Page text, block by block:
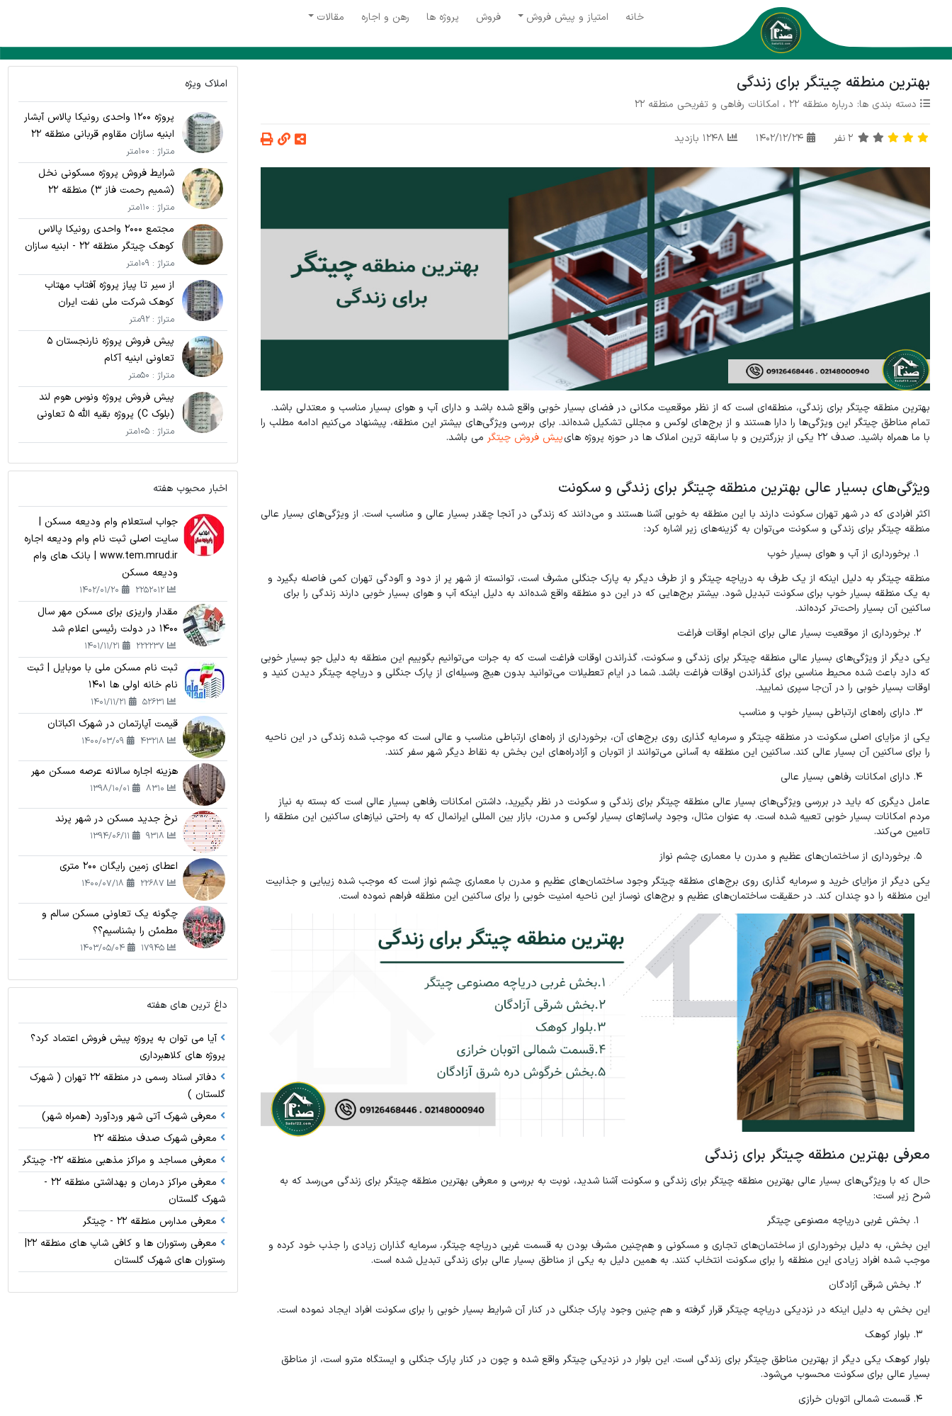
خانه امتیاز و پیش فروش فروش پروژه ها رهن و اجاره مقالات
بهترین منطقه چیتگر برای زندگی
دسته بندی ها: درباره منطقه 22 ، امکانات رفاهی و تفریحی منطقه 22
2 نفر 1402/12/24
بهترین منطقه چیتگر برای زندگی، منطقه‌ای است که از نظر موقعیت مکانی در فضای بسیار خوبی واقع شده باشد و دارای آب و هوای بسیار مناسب و معتدلی باشد.
تمام مناطق چیتگر این ویژگی‌ها را دارا هستند و از برج‌های لوکس و مجللی تشکیل شده‌اند. برای بررسی ویژگی‌های بیشتر این منطقه، پیشنهاد می‌کنیم ادامه مطلب را
با ما همراه باشید. صدف 22 یکی از بزرگترین و با سابقه ترین املاک ها در حوزه پروژه های
پیش فروش چیتگر می باشد.
ویژگی‌های بسیار عالی بهترین منطقه چیتگر برای زندگی و سکونت
اکثر افرادی که در شهر تهران سکونت دارند با این منطقه به خوبی آشنا هستند و می‌دانند که زندگی در آنجا چقدر بسیار عالی و مناسب است. از ویژگی‌های بسیار عالی
منطقه چیتگر برای زندگی و سکونت می‌توان به گزینه‌های زیر اشاره کرد:
برخورداری از آب و هوای بسیار خوب
منطقه چیتگر به دلیل اینکه از یک طرف به دریاچه چیتگر و از طرف دیگر به پارک جنگلی مشرف است، توانسته از شهر پر از دود و آلودگی تهران کمی فاصله بگیرد و
به یک منطقه بسیار خوب برای سکونت تبدیل شود. بیشتر برج‌هایی که در این دو منطقه واقع شده‌اند به دلیل اینکه آب و هوای بسیار خوبی دارند زندگی را برای
ساکنین آن بسیار راحت‌تر کرده‌اند.
برخورداری از موقعیت بسیار عالی برای انجام اوقات فراغت
یکی دیگر از ویژگی‌های بسیار عالی منطقه چیتگر برای زندگی و سکونت، گذراندن اوقات فراغت است که به جرات می‌توانیم بگوییم این منطقه به دلیل جو بسیار خوبی
که دارد باعث شده محیط مناسبی برای گذراندن اوقات فراغت باشد. شما در ایام تعطیلات می‌توانید بدون هیچ وسیله‌ای از پارک جنگلی و دریاچه چیتگر دیدن کنید و
اوقات بسیار خوبی را در آن‌جا سپری نمایید.
دارای راه‌های ارتباطی بسیار خوب و مناسب
یکی از مزایای اصلی سکونت در منطقه چیتگر و سرمایه گذاری روی بر‌‌ج‌های آن، برخورداری از راه‌های ارتباطی مناسب و عالی است که موجب شده زندگی در این ناحیه
را برای ساکنین آن بسیار عالی کند. ساکنین این منطقه به آسانی می‌توانند از اتوبان و آزادراه‌های این بخش به نقاط دیگر شهر سفر کنند.
دارای امکانات رفاهی بسیار عالی
عامل دیگری که باید در بررسی ویژگی‌های بسیار عالی منطقه چیتگر برای زندگی و سکونت در نظر بگیرید، داشتن امکانات رفاهی بسیار عالی است که بسته به نیاز
مردم امکانات بسیار خوبی تعبیه شده است. به عنوان مثال، وجود پاساژهای بسیار لوکس و مدرن، بازار بین المللی ایرانمال که به راحتی نیازهای ساکنین این منطقه را
تامین می‌کند.
برخورداری از ساختمان‌های عظیم و مدرن با معماری چشم نواز
یکی دیگر از مزایای خرید و سرمایه گذاری روی برج‌های منطقه چیتگر وجود ساختمان‌های عظیم و مدرن با معماری چشم نواز است که موجب شده زیبایی و جذابیت
این منطقه را دو چندان کند. در حقیقت ساختمان‌های عظیم و برج‌های نوساز این ناحیه امنیت خوبی را برای ساکنین این منطقه فراهم نموده است.
معرفی بهترین منطقه چیتگر برای زندگی
حال که با ویژگی‌های بسیار عالی بهترین منطقه چیتگر برای زندگی و سکونت آشنا شدید، نوبت به بررسی و معرفی بهترین منطقه چیتگر برای زندگی می‌رسد که به
شرح زیر است:
بخش غربی دریاچه مصنوعی چیتگر
این بخش، به دلیل برخورداری از ساختمان‌های تجاری و مسکونی و هم‌چنین مشرف بودن به قسمت غربی دریاچه چیتگر، سرمایه گذاران زیادی را جذب خود کرده و
موجب شده افراد زیادی این منطقه را برای سکونت انتخاب کنند. به همین دلیل به یکی از مناطق بسیار عالی برای زندگی تبدیل شده است.
بخش شرقی آزادگان
این بخش به دلیل اینکه در نزدیکی دریاچه چیتگر قرار گرفته و هم چنین وجود پارک جنگلی در کنار آن شرایط بسیار خوبی را برای سکونت افراد ایجاد نموده است.
بلوار کوهک
بلوار کوهک یکی دیگر از بهترین مناطق چیتگر برای زندگی است. این بلوار در نزدیکی چیتگر واقع شده و چون در کنار پارک جنگلی و ایستگاه مترو است، از مناطق
بسیار عالی برای سکونت محسوب می‌شود.
قسمت شمالی اتوبان خرازی
املاک ویژه
پروژه 1200 واحدی رونیکا پالاس آبشار
ابنیه سازان مقاوم قربانی منطقه 22
متراژ : 100متر
شرایط فروش پروژه مسکونی نخل
(شمیم رحمت فاز 3) منطقه 22
متراژ : 110متر
مجتمع 2000 واحدی رونیکا پالاس
کوهک چیتگر منطقه 22 - ابنیه سازان
مقاوم قربانی
متراژ : 109متر
از سیر تا پیاز پروژه آفتاب مهتاب
کوهک شرکت ملی نفت ایران
متراژ : 92متر
پیش فروش پروژه نارنجستان 5
تعاونی ابنیه آکام
متراژ : 50متر
پیش فروش پروژه ونوس هوم لند
(بلوک C) پروژه بقیه الله 5 تعاونی
نامی اریکه پارسیان
متراژ : 105متر
اخبار محبوب هفته
جواب استعلام وام ودیعه مسکن |
سایت اصلی ثبت نام وام ودیعه اجاره
www.tem.mrud.ir | بانک های وام
ودیعه مسکن
2252012
مقدار واریزی برای مسکن مهر سال
1400 در دولت رئیسی اعلام شد
ثبت نام مسکن ملی با موبایل | ثبت
نام خانه اولی ها 1401
قیمت آپارتمان در شهرک اکباتان
هزینه اجاره سالانه عرصه مسکن مهر
نرخ جدید مسکن در شهر پرند
اعطای زمین رایگان 200 متری
چگونه یک تعاونی مسکن سالم و
مطمئن را بشناسیم؟؟
17945
داغ ترین های هفته
آیا می توان به پروژه پیش فروش اعتماد کرد؟
پروژه های کلاهبرداری
دفاتر اسناد رسمی در منطقه 22 تهران ( شهرک
گلستان )
معرفی شهرک آتی شهر وردآورد (همراه شهر)
معرفی شهرک صدف منطقه 22
معرفی مساجد و مراکز مذهبی منطقه 22- چیتگر
معرفی مراکز درمان و بهداشتی منطقه 22 -
شهرک گلستان
معرفی مدارس منطقه 22 - چیتگر
معرفی رستوران ها و کافی شاپ های منطقه 22|
رستوران های شهرک گلستان